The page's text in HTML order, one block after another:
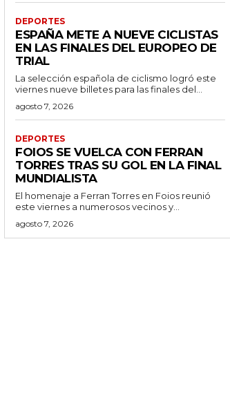
DEPORTES
ESPAÑA METE A NUEVE CICLISTAS
EN LAS FINALES DEL EUROPEO DE
TRIAL
La selección española de ciclismo logró este
viernes nueve billetes para las finales del...
agosto 7, 2026
DEPORTES
FOIOS SE VUELCA CON FERRAN
TORRES TRAS SU GOL EN LA FINAL
MUNDIALISTA
El homenaje a Ferran Torres en Foios reunió
este viernes a numerosos vecinos y...
agosto 7, 2026